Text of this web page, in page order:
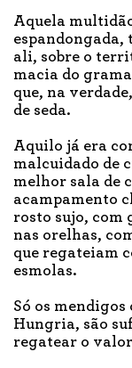
Aquela
espandongada,
ali, sobre o
macia do
que, na
de seda.
Aquilo já era
malcuidado de
melhor sala de
acampamento
rosto sujo, com
nas orelhas,
que regateiam
esmolas.
Só os mendigos
Hungria, são
regatear o valor